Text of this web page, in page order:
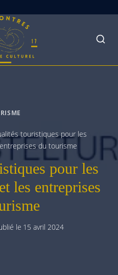
touristiques pour les
du tourisme
pour les
les entreprises
le 15 avril 2024